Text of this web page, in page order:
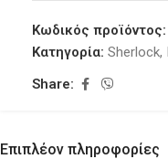
Κωδικός προϊόντος:
Κατηγορία: Sherlock,
Share:
Επιπλέον πληροφορίες